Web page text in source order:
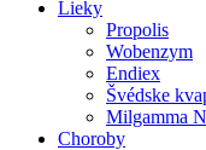
Lieky
Propolis
Wobenzym
Endiex
Švédske
Milgamma N
Choroby